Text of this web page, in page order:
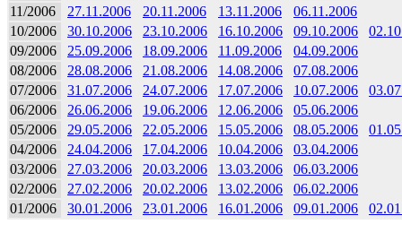
11/2006
27.11.2006 20.11.2006 13.11.2006
06.11.2006
10/2006
30.10.2006 23.10.2006 16.10.2006 09.10.2006
09/2006
25.09.2006 18.09.2006 11.09.2006
04.09.2006
08/2006
28.08.2006 21.08.2006 14.08.2006
07.08.2006
07/2006
31.07.2006 24.07.2006 17.07.2006 10.07.2006
06/2006
26.06.2006 19.06.2006 12.06.2006
05.06.2006
05/2006
29.05.2006 22.05.2006 15.05.2006 08.05.2006
04/2006
24.04.2006 17.04.2006 10.04.2006
03.04.2006
03/2006
27.03.2006 20.03.2006 13.03.2006
06.03.2006
02/2006
27.02.2006 20.02.2006 13.02.2006
06.02.2006
01/2006
30.01.2006 23.01.2006 16.01.2006 09.01.2006